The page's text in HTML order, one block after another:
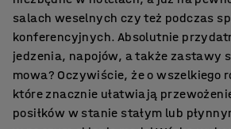
salach weselnych czy też podczas
konferencyjnych. Absolutnie
jedzenia, napojów, a także zastawy
mowa? Oczywiście, że o wszelkiego
które znacznie ułatwiają
posiłków w stanie stałym lub